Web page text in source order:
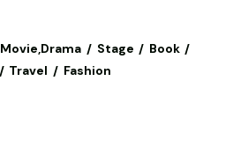
Movie,Drama Stage
Book
Travel Fashion